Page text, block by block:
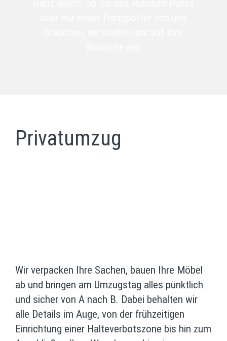
Privatumzug
Wir verpacken Ihre Sachen, bauen Ihre Möbel
ab und bringen am Umzugstag alles pünktlich
und sicher von A nach B. Dabei behalten wir
alle Details im Auge, von der frühzeitigen
Einrichtung einer Halteverbotszone bis hin zum